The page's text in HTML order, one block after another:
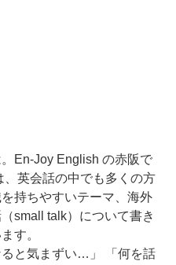
En-Joy English の赤阪で
、英会話の中でも多くの方
持ちやすいテーマ、海外
small talk）について書き
す。
ると気まずい…」 「何を話